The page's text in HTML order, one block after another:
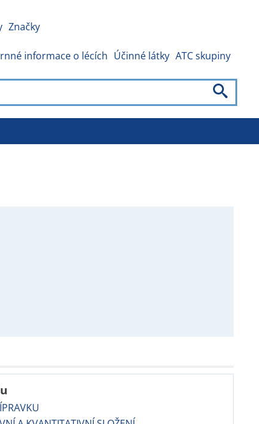
Značky
informace o lécích Účinné látky ATC skupiny